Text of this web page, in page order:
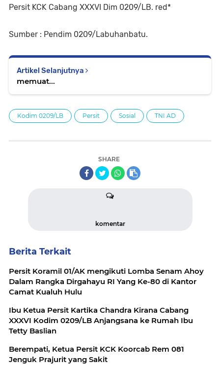
Persit KCK Cabang XXXVI Dim 0209/LB. red*
Sumber : Pendim 0209/Labuhanbatu.
Artikel Selanjutnya
memuat...
Kodim 0209/LB Persit Sosial TNI AD
SHARE
komentar
Berita Terkait
Persit Koramil 01/AK mengikuti Lomba Senam Ahoy
Dalam Rangka Dirgahayu RI Yang Ke-80 di Kantor
Camat Kualuh Hulu
Ibu Ketua Persit Kartika Chandra Kirana Cabang
XXXVI Kodim 0209/LB Anjangsana ke Rumah Ibu
Tetty Baslian
Berempati, Ketua Persit KCK Koorcab Rem 081
Jenguk Prajurit yang Sakit